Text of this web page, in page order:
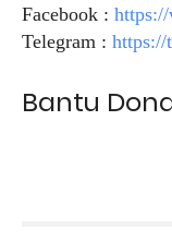
Facebook :
Telegram : https://
Bantu